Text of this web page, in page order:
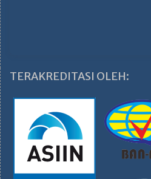
TERAKREDITASI OLEH: